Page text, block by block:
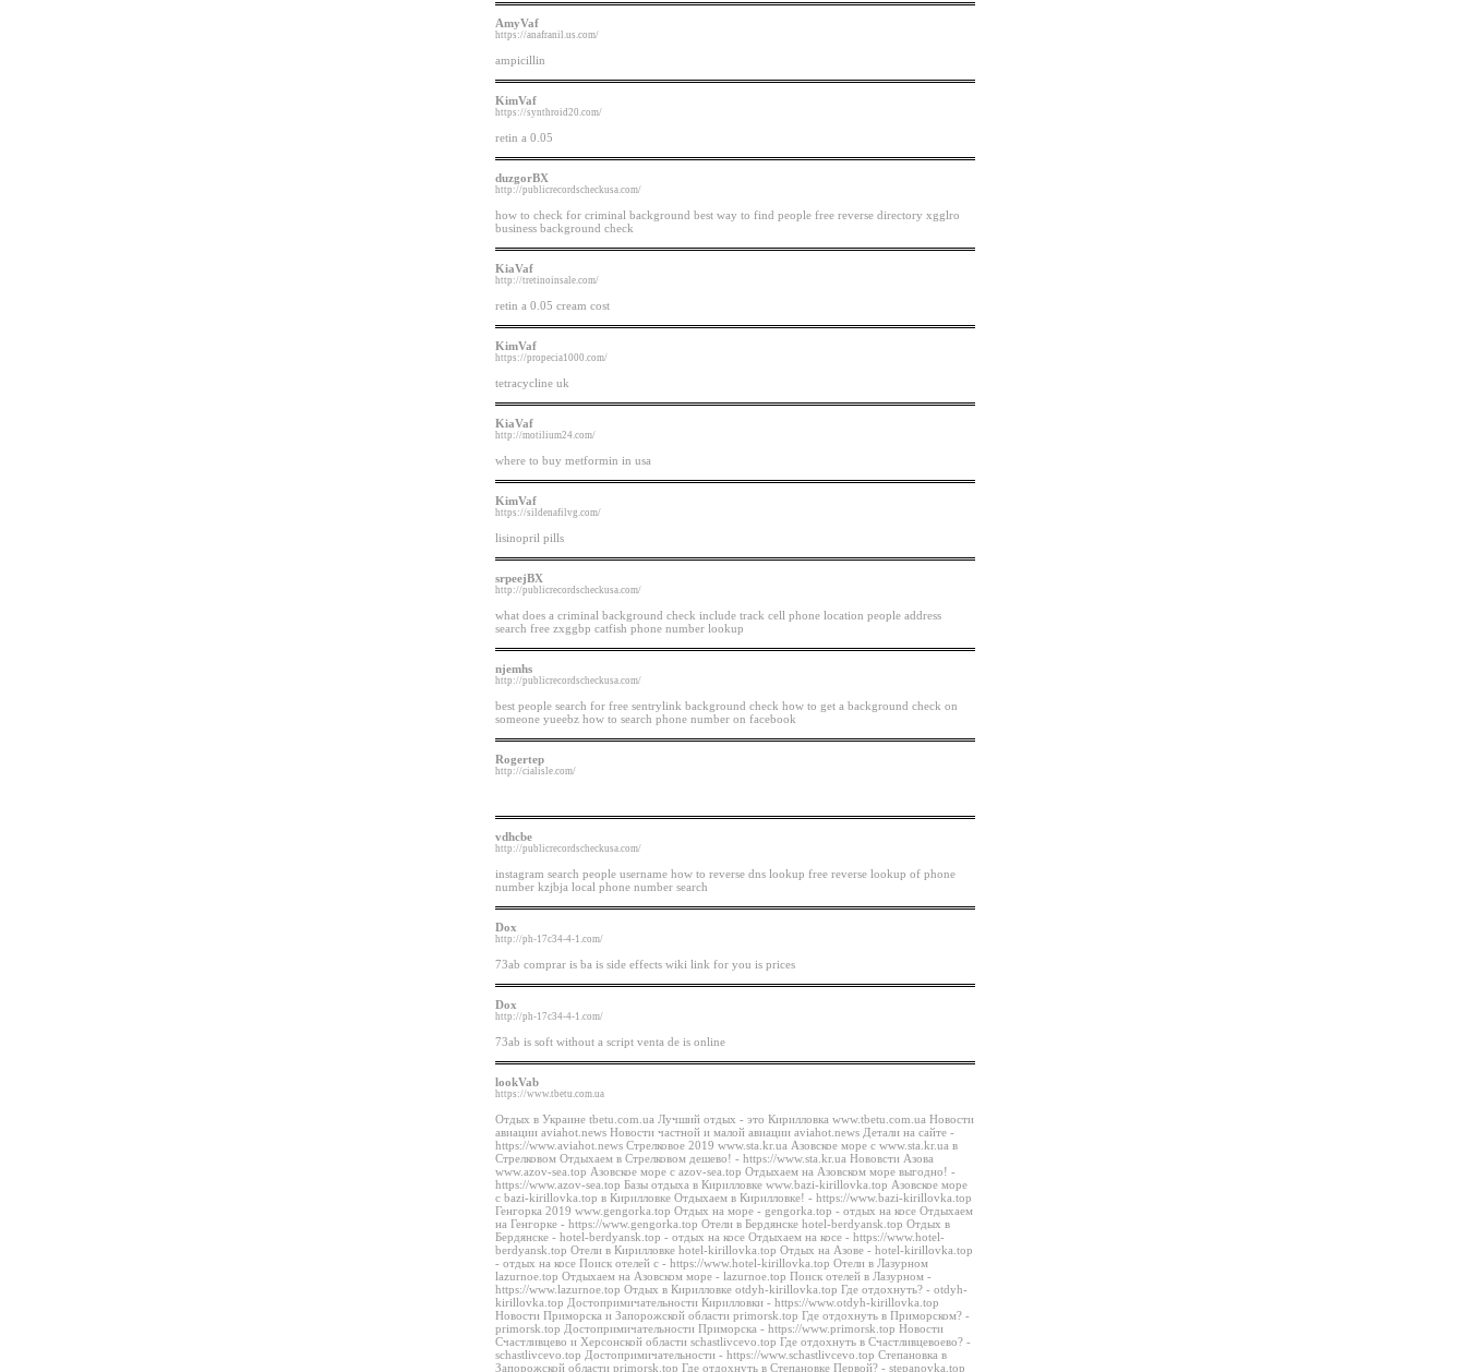
AmyVaf
https://anafranil.us.com/
ampicillin
KimVaf
https://synthroid20.com/
retin a 0.05
duzgorBX
http://publicrecordscheckusa.com/
how to check for criminal background best way to find people free reverse directory xgglro
business background check
KiaVaf
http://tretinoinsale.com/
retin a 0.05 cream cost
KimVaf
https://propecia1000.com/
tetracycline uk
KiaVaf
http://motilium24.com/
where to buy metformin in usa
KimVaf
https://sildenafilvg.com/
lisinopril pills
srpeejBX
http://publicrecordscheckusa.com/
what does a criminal background check include track cell phone location people address
search free zxggbp catfish phone number lookup
njemhs
http://publicrecordscheckusa.com/
best people search for free sentrylink background check how to get a background check on
someone yueebz how to search phone number on facebook
Rogertep
http://cialisle.com/
vdhcbe
http://publicrecordscheckusa.com/
instagram search people username how to reverse dns lookup free reverse lookup of phone
number kzjbja local phone number search
Dox
http://ph-17c34-4-1.com/
73ab comprar is ba is side effects wiki link for you is prices
Dox
http://ph-17c34-4-1.com/
73ab is soft without a script venta de is online
lookVab
https://www.tbetu.com.ua
Отдых в Украине tbetu.com.ua Лучший отдых - это Кирилловка www.tbetu.com.ua Новости
авиации aviahot.news Новости частной и малой авиации aviahot.news Детали на сайте -
https://www.aviahot.news Стрелковое 2019 www.sta.kr.ua Азовское море с www.sta.kr.ua в
Стрелковом Отдыхаем в Стрелковом дешево! - https://www.sta.kr.ua Нововсти Азова
www.azov-sea.top Азовское море с azov-sea.top Отдыхаем на Азовском море выгодно! -
https://www.azov-sea.top Базы отдыха в Кирилловке www.bazi-kirillovka.top Азовское море
с bazi-kirillovka.top в Кирилловке Отдыхаем в Кирилловке! - https://www.bazi-kirillovka.top
Генгорка 2019 www.gengorka.top Отдых на море - gengorka.top - отдых на косе Отдыхаем
на Генгорке - https://www.gengorka.top Отели в Бердянске hotel-berdyansk.top Отдых в
Бердянске - hotel-berdyansk.top - отдых на косе Отдыхаем на косе - https://www.hotel-
berdyansk.top Отели в Кирилловке hotel-kirillovka.top Отдых на Азове - hotel-kirillovka.top
- отдых на косе Поиск отелей с - https://www.hotel-kirillovka.top Отели в Лазурном
lazurnoe.top Отдыхаем на Азовском море - lazurnoe.top Поиск отелей в Лазурном -
https://www.lazurnoe.top Отдых в Кирилловке otdyh-kirillovka.top Где отдохнуть? - otdyh-
kirillovka.top Достопримичательности Кирилловки - https://www.otdyh-kirillovka.top
Новости Приморска и Запорожской области primorsk.top Где отдохнуть в Приморском? -
primorsk.top Достопримичательности Приморска - https://www.primorsk.top Новости
Счастливцево и Херсонской области schastlivcevo.top Где отдохнуть в Счастливцевоево? -
schastlivcevo.top Достопримичательности - https://www.schastlivcevo.top Степановка в
Запорожской области primorsk.top Где отдохнуть в Степановке Первой? - stepanovka.top